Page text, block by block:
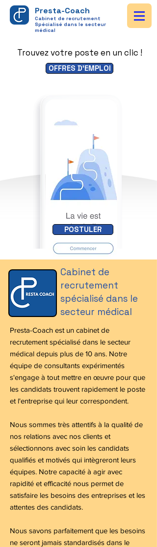
Presta-Coach
Cabinet de recrutement
Spécialisé dans le secteur
médical
Trouvez votre poste en un clic !
OFFRES D'EMPLOI
POSTULER
Cabinet de
recrutement
spécialisé dans le
secteur médical
Presta-Coach est un cabinet de
recrutement spécialisé dans le secteur
médical depuis plus de 10 ans. Notre
équipe de consultants expérimentés
s'engage à tout mettre en œuvre pour que
les candidats trouvent rapidement le poste
et l'entreprise qui leur correspondent.
​Nous sommes très attentifs à la qualité de
nos relations avec nos clients et
sélectionnons avec soin les candidats
qualifiés et motivés qui intègreront leurs
équipes. Notre capacité à agir avec
rapidité et efficacité nous permet de
satisfaire les besoins des entreprises et les
attentes des candidats.
Nous savons parfaitement que les besoins
ne seront jamais standardisés dans le